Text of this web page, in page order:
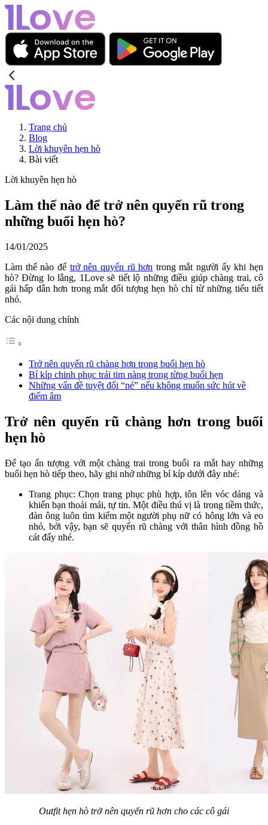
Trang chủ
Blog
Lời khuyên hẹn hò
Bài viết
Lời khuyên hẹn hò
Làm thế nào để trở nên quyến rũ trong
những buổi hẹn hò?
14/01/2025
Làm thế nào để trở nên quyến rũ hơn trong mắt người ấy khi hẹn
hò? Đừng lo lắng, 1Love sẽ tiết lộ những điều giúp chàng trai, cô
gái hấp dẫn hơn trong mắt đối tượng hẹn hò chỉ từ những tiểu tiết
nhỏ.
Các nội dung chính
Trở nên quyến rũ chàng hơn trong buổi hẹn hò
Bí kíp chinh phục trái tim nàng trong từng buổi hẹn
Những vấn đề tuyệt đối “né” nếu không muốn sức hút về
điểm âm
Trở nên quyến rũ chàng hơn trong buổi
hẹn hò
Để tạo ấn tượng với một chàng trai trong buổi ra mắt hay những
buổi hẹn hò tiếp theo, hãy ghi nhớ những bí kíp dưới đây nhé:
Trang phục: Chọn trang phục phù hợp, tôn lên vóc dáng và
khiến bạn thoải mái, tự tin. Một điều thú vị là trong tiềm thức,
đàn ông luôn tìm kiếm một người phụ nữ có hông lớn và eo
nhỏ, bởi vậy, bạn sẽ quyến rũ chàng với thân hình đồng hồ
cát đấy nhé.
Outfit hẹn hò trở nên quyến rũ hơn cho các cô gái